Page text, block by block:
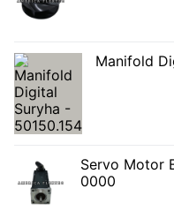
Manifold
Servo Motor
0000